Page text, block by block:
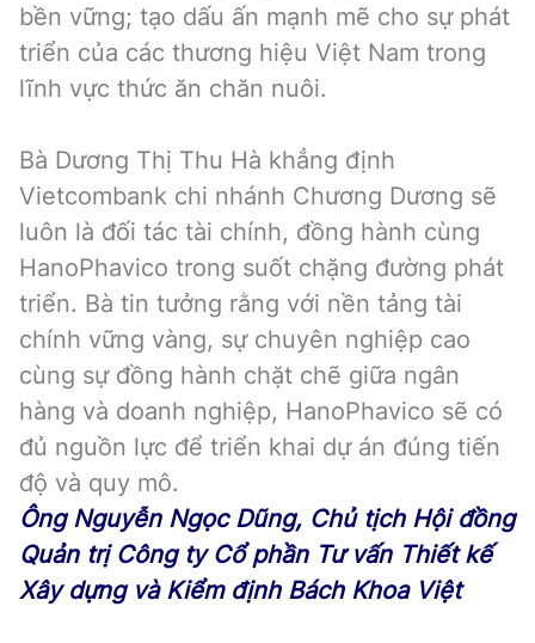
bền vững; tạo dấu ấn mạnh mẽ cho sự phát
triển của các thương hiệu Việt Nam trong
lĩnh vực thức ăn chăn nuôi.
Bà Dương Thị Thu Hà khẳng định
Vietcombank chi nhánh Chương Dương sẽ
luôn là đối tác tài chính, đồng hành cùng
HanoPhavico trong suốt chặng đường phát
triển. Bà tin tưởng rằng với nền tảng tài
chính vững vàng, sự chuyên nghiệp cao
cùng sự đồng hành chặt chẽ giữa ngân
hàng và doanh nghiệp, HanoPhavico sẽ có
đủ nguồn lực để triển khai dự án đúng tiến
độ và quy mô.
Ông Nguyễn Ngọc Dũng, Chủ tịch Hội đồng
Quản trị Công ty Cổ phần Tư vấn Thiết kế
Xây dựng và Kiểm định Bách Khoa Việt